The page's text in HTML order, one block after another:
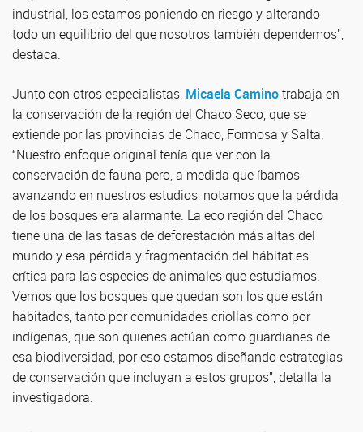
industrial, los estamos poniendo en riesgo y alterando
todo un equilibrio del que nosotros también dependemos”,
destaca.
Junto con otros especialistas, Micaela Caminotrabaja en
la conservación de la región del Chaco Seco, que se
extiende por las provincias de Chaco, Formosa y Salta.
“Nuestro enfoque original tenía que ver con la
conservación de fauna pero, a medida que íbamos
avanzando en nuestros estudios, notamos que la pérdida
de los bosques era alarmante. La eco región del Chaco
tiene una de las tasas de deforestación más altas del
mundo y esa pérdida y fragmentación del hábitat es
crítica para las especies de animales que estudiamos.
Vemos que los bosques que quedan son los que están
habitados, tanto por comunidades criollas como por
indígenas, que son quienes actúan como guardianes de
esa biodiversidad, por eso estamos diseñando estrategias
de conservación que incluyan a estos grupos”, detalla la
investigadora.